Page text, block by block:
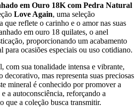
em Ouro 18K com Pedra Natural
Love Again, uma seleção
que reflete o carinho e o amor nas suas
em ouro 18 quilates, o anel
proporcionando um acabamento
para ocasiões especiais ou uso cotidiano.
com sua tonalidade intensa e vibrante,
decorativo, mas representa suas preciosas
mineral é conhecido por promover a
a autoconsciência, reforçando a
que a coleção busca transmitir.